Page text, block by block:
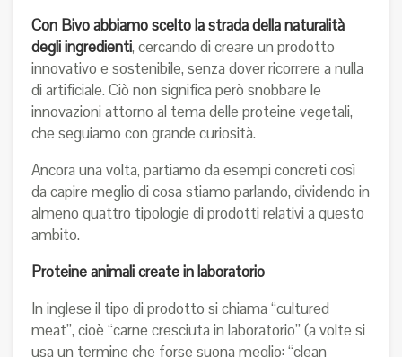
Con Bivo abbiamo scelto la strada della naturalità
degli ingredienti, cercando di creare un prodotto
innovativo e sostenibile, senza dover ricorrere a nulla
di artificiale. Ciò non significa però snobbare le
innovazioni attorno al tema delle proteine vegetali,
che seguiamo con grande curiosità.
Ancora una volta, partiamo da esempi concreti così
da capire meglio di cosa stiamo parlando, dividendo in
almeno quattro tipologie di prodotti relativi a questo
ambito.
Proteine animali create in laboratorio
In inglese il tipo di prodotto si chiama “cultured
meat”, cioè “carne cresciuta in laboratorio” (a volte si
usa un termine che forse suona meglio: “clean